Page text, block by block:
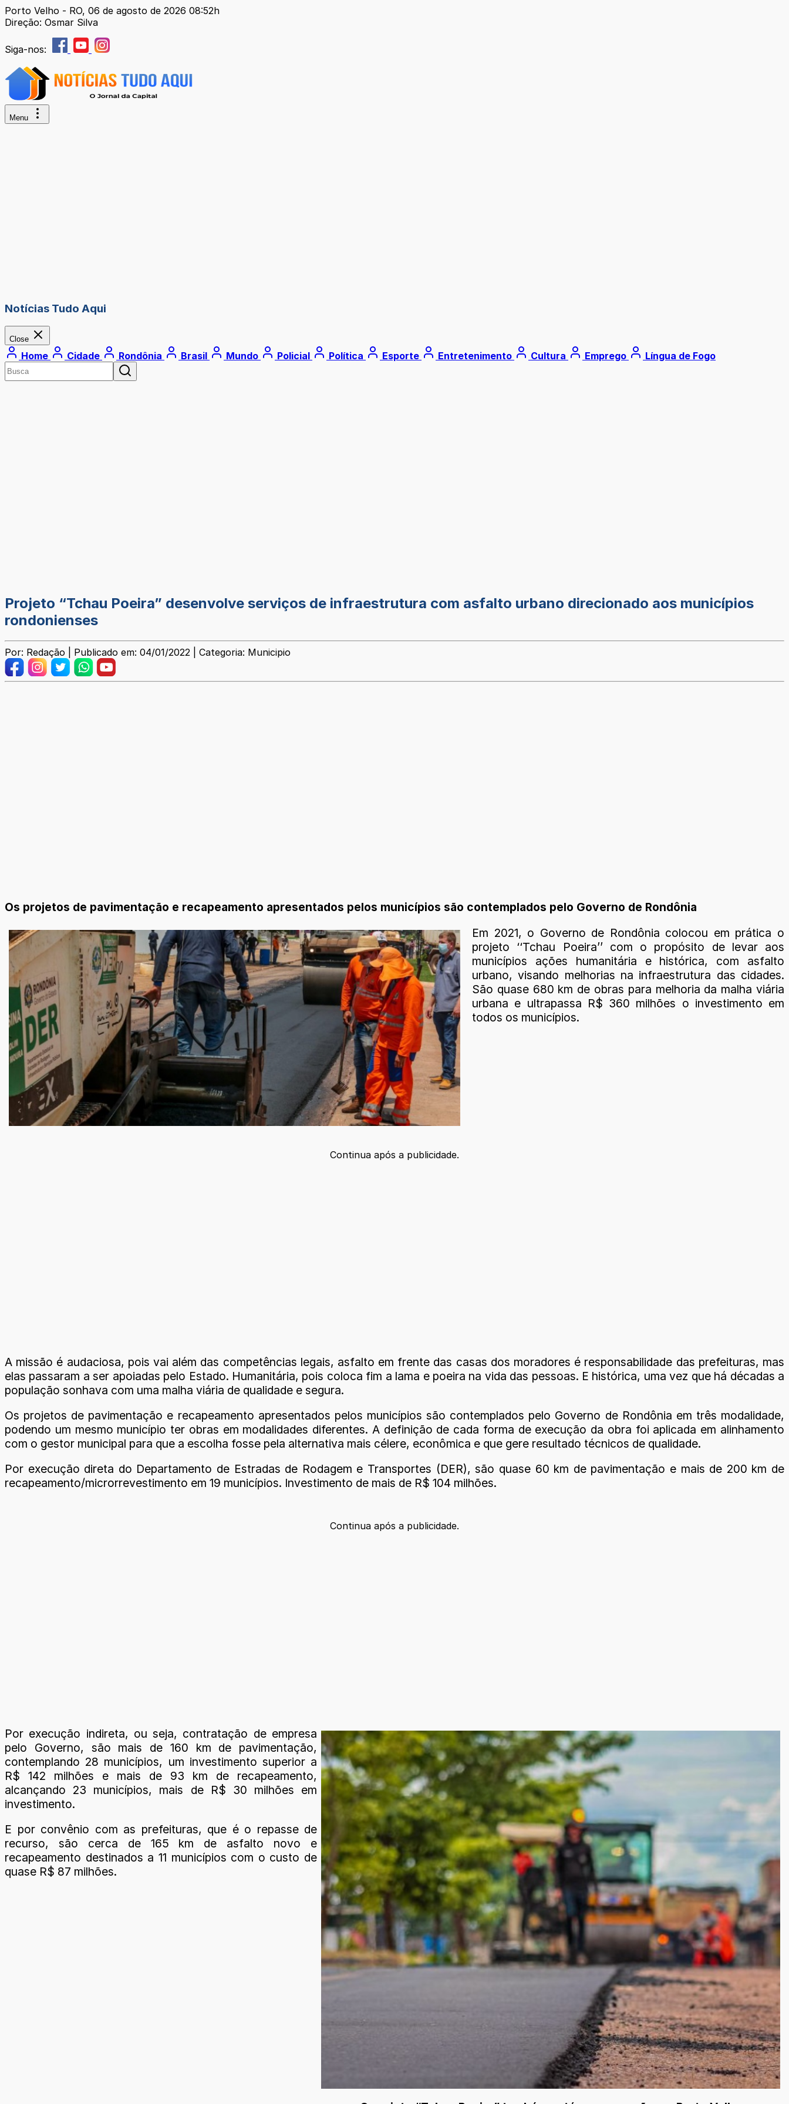
Porto Velho - RO, 06 de agosto de 2026 08:52h
Direção: Osmar Silva
Siga-nos:
Menu
Notícias Tudo Aqui
Close
Home Cidade Rondônia Brasil Mundo Policial Política Esporte Entretenimento Cultura Emprego Língua de Fogo
Projeto “Tchau Poeira” desenvolve serviços de infraestrutura com asfalto urbano direcionado aos municípios
rondonienses
Por: Redação | Publicado em: 04/01/2022 | Categoria: Municipio
Os projetos de pavimentação e recapeamento apresentados pelos municípios são contemplados pelo Governo de Rondônia
Em 2021, o Governo de Rondônia colocou em prática o
projeto ‘‘Tchau Poeira’’ com o propósito de levar aos
municípios ações humanitária e histórica, com asfalto
urbano, visando melhorias na infraestrutura das cidades.
São quase 680 km de obras para melhoria da malha viária
urbana e ultrapassa R$ 360 milhões o investimento em
todos os municípios.
Continua após a publicidade.
A missão é audaciosa, pois vai além das competências legais, asfalto em frente das casas dos moradores é responsabilidade das prefeituras, mas
elas passaram a ser apoiadas pelo Estado. Humanitária, pois coloca fim a lama e poeira na vida das pessoas. E histórica, uma vez que há décadas a
população sonhava com uma malha viária de qualidade e segura.
Os projetos de pavimentação e recapeamento apresentados pelos municípios são contemplados pelo Governo de Rondônia em três modalidade,
podendo um mesmo município ter obras em modalidades diferentes. A definição de cada forma de execução da obra foi aplicada em alinhamento
com o gestor municipal para que a escolha fosse pela alternativa mais célere, econômica e que gere resultado técnicos de qualidade.
Por execução direta do Departamento de Estradas de Rodagem e Transportes (DER), são quase 60 km de pavimentação e mais de 200 km de
recapeamento/microrrevestimento em 19 municípios. Investimento de mais de R$ 104 milhões.
Continua após a publicidade.
Por execução indireta, ou seja, contratação de empresa
pelo Governo, são mais de 160 km de pavimentação,
contemplando 28 municípios, um investimento superior a
R$ 142 milhões e mais de 93 km de recapeamento,
alcançando 23 municípios, mais de R$ 30 milhões em
investimento.
E por convênio com as prefeituras, que é o repasse de
recurso, são cerca de 165 km de asfalto novo e
recapeamento destinados a 11 municípios com o custo de
quase R$ 87 milhões.